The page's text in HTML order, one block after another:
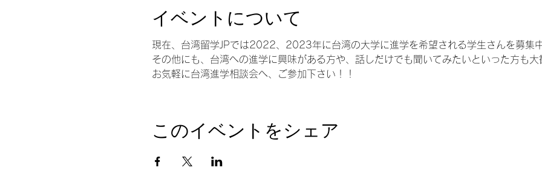
イベントについて
現在、台湾留学JPでは2022、2023年に台湾の大学に進学を希望される学生さんを募集中
その他にも、台湾への進学に興味がある方や、話しだけでも聞いてみたいといった方も大
お気軽に台湾進学相談会へ、ご参加下さい！！
このイベントをシェア